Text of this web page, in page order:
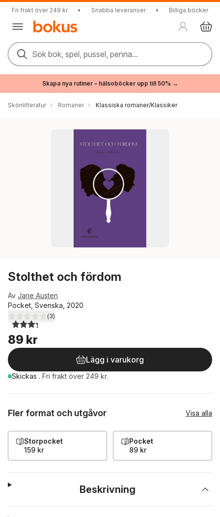
Fri frakt över 249 kr • Snabba leveranser • Billiga böcker
Sök bok, spel, pussel, penna...
Skapa nya rutiner – hälsoböcker upp till 50% →
Skönlitteratur Romaner Klassiska romaner/Klassiker
Stolthet och fördom
Av Jane Austen
Pocket, Svenska, 2020
3,3utav 5 stjärnor. Totalt antal röster:
(3)
89 kr
Lägg i varukorg
Skickas . Fri frakt över 249 kr.
Fler format och utgåvor Visa alla
Storpocket
159 kr
Pocket
89 kr
Beskrivning